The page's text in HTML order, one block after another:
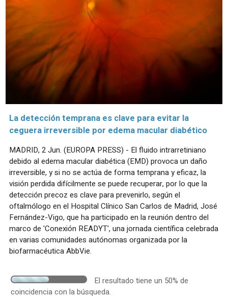
La detección temprana es clave para evitar la
ceguera irreversible por edema macular diabético
MADRID, 2 Jun. (EUROPA PRESS) - El fluido intrarretiniano
debido al edema macular diabética (EMD) provoca un daño
irreversible, y si no se actúa de forma temprana y eficaz, la
visión perdida difícilmente se puede recuperar, por lo que la
detección precoz es clave para prevenirlo, según el
oftalmólogo en el Hospital Clínico San Carlos de Madrid, José
Fernández-Vigo, que ha participado en la reunión dentro del
marco de 'Conexión READYT', una jornada científica celebrada
en varias comunidades autónomas organizada por la
biofarmacéutica AbbVie.
El resultado tiene un 50% de
coincidencia con la búsqueda.